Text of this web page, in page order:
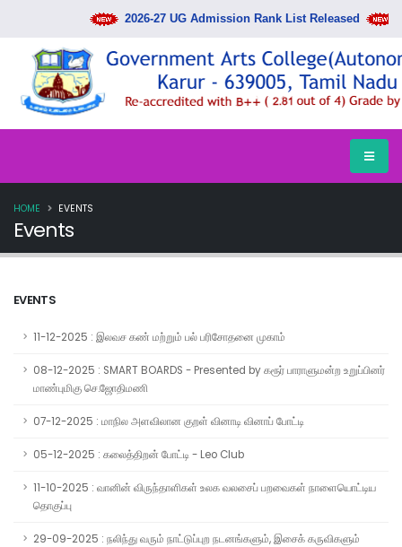
2026-27 UG Admission Rank List Released
Events
HOME EVENTS
EVENTS
11-12-2025 : இலவச கண் மற்றும் பல் பரிசோதனை முகாம்
08-12-2025 : SMART BOARDS - Presented by கரூர் பாராளுமன்ற உறுப்பினர்
மாண்புமிகு செ.ஜோதிமணி
07-12-2025 : மாநில அளவிலான குறள் வினாடி வினாப் போட்டி
05-12-2025 : கலைத்திறன் போட்டி - Leo Club
11-10-2025 : வானின் விருந்தாளிகள் உலக வலசைப் பறவைகள் நாளையொட்டிய
தொகுப்பு
29-09-2025 : நலிந்து வரும் நாட்டுப்புற நடனங்களும், இசைக் கருவிகளும்